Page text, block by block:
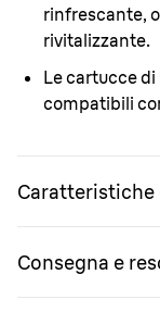
rinfrescante,
rivitalizzante.
Le cartucce di
compatibili
Consegna e